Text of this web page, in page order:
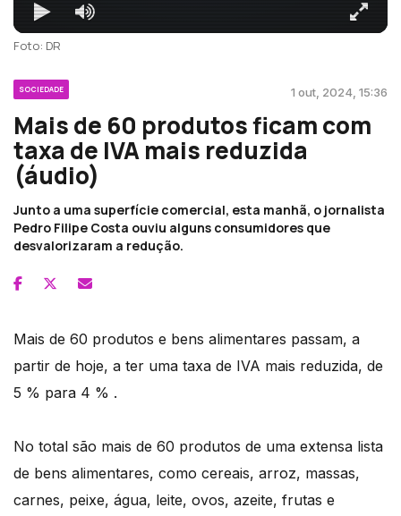
Foto: DR
SOCIEDADE 1 out, 2024, 15:36
Mais de 60 produtos ficam com
taxa de IVA mais reduzida
(áudio)
Junto a uma superfície comercial, esta manhã, o jornalista
Pedro Filipe Costa ouviu alguns consumidores que
desvalorizaram a redução.
Mais de 60 produtos e bens alimentares passam, a
partir de hoje, a ter uma taxa de IVA mais reduzida, de
5 % para 4 % .
No total são mais de 60 produtos de uma extensa lista
de bens alimentares, como cereais, arroz, massas,
carnes, peixe, água, leite, ovos, azeite, frutas e